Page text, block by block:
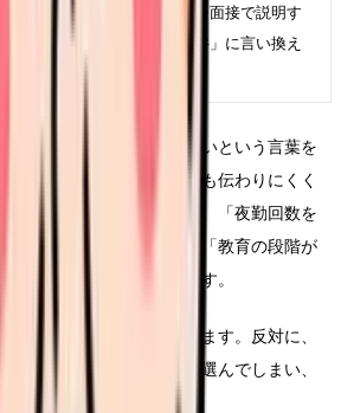
れたくなくて辞められないを面接で説明す
はなく「次に重視したい条件」に言い換え
て辞められないで辞めたいという言葉を
、職場にも次の応募先にも伝わりにくく
悩みがつらい」ではなく、「夜勤回数を
数ある職場で働きたい」「教育の段階が
ように、条件へ変換します。
を見る時の精度が上がります。反対に、
ると、給与や通勤だけで選んでしまい、
燃することがあります。